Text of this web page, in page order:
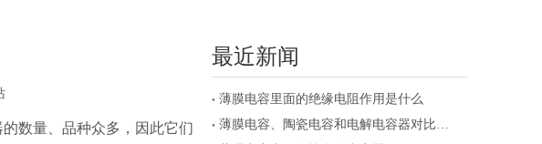
数量、品种众多，因此它们
最近新闻
薄膜电容里面的绝缘电阻作用是什么
薄膜电容、陶瓷电容和电解电容器对比及注意事项